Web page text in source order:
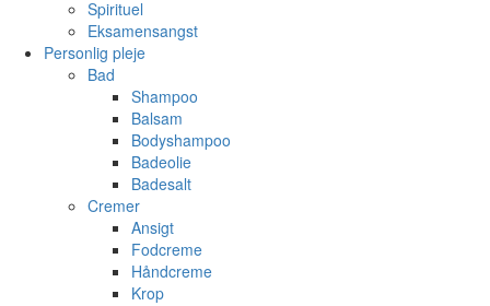
Spirituel
Eksamensangst
Personlig pleje
Bad
Shampoo
Balsam
Bodyshampoo
Badeolie
Badesalt
Cremer
Ansigt
Fodcreme
Håndcreme
Krop